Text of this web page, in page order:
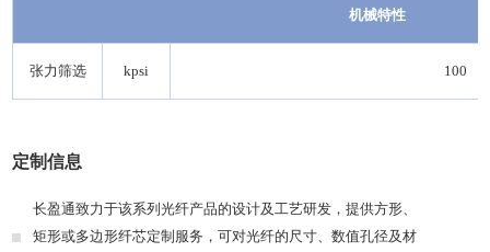
机械特性
张力筛选 kpsi 100
定制信息
长盈通致力于该系列光纤产品的设计及工艺研发，提供方形、
矩形或多边形纤芯定制服务，可对光纤的尺寸、数值孔径及材